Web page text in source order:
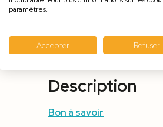
Description
Bon à savoir
paramètres.
Accepter Refuser